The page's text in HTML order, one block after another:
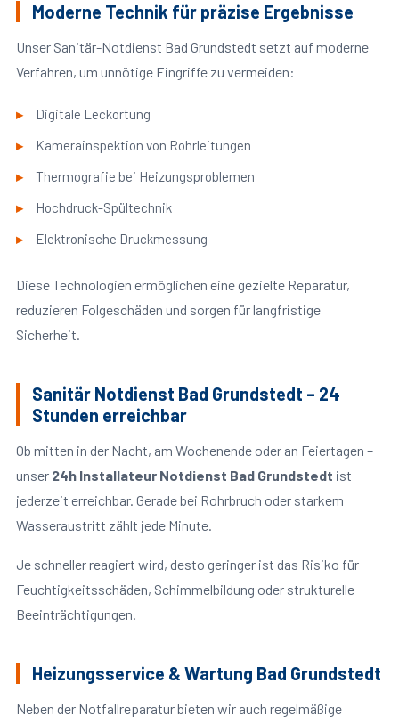
Moderne Technik für präzise Ergebnisse
Unser Sanitär-Notdienst Bad Grundstedt setzt auf moderne
Verfahren, um unnötige Eingriffe zu vermeiden:
Digitale Leckortung
Kamerainspektion von Rohrleitungen
Thermografie bei Heizungsproblemen
Hochdruck-Spültechnik
Elektronische Druckmessung
Diese Technologien ermöglichen eine gezielte Reparatur,
reduzieren Folgeschäden und sorgen für langfristige
Sicherheit.
Sanitär Notdienst Bad Grundstedt – 24
Stunden erreichbar
Ob mitten in der Nacht, am Wochenende oder an Feiertagen –
unser 24h Installateur Notdienst Bad Grundstedt ist
jederzeit erreichbar. Gerade bei Rohrbruch oder starkem
Wasseraustritt zählt jede Minute.
Je schneller reagiert wird, desto geringer ist das Risiko für
Feuchtigkeitsschäden, Schimmelbildung oder strukturelle
Beeinträchtigungen.
Heizungsservice & Wartung Bad Grundstedt
Neben der Notfallreparatur bieten wir auch regelmäßige